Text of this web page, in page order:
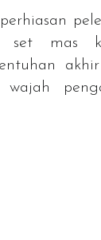
set mas
wajah